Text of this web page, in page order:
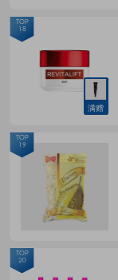
满赠
TOP
18
TOP
19
TOP
20